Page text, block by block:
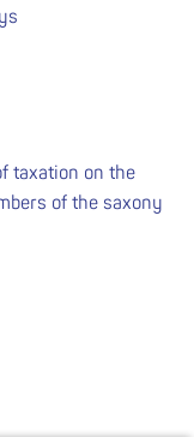
taxation on the
of the saxony